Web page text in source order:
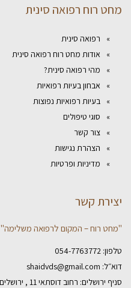
מחט רוח רפואה סינית
רפואה סינית
אודות מחט רוח רפואה סינית
מהי רפואה סינית?
אבחון בעיות רפואיות
בעיות רפואיות נפוצות
סוגי טיפולים
צור קשר
הצהרת נגישות
מדיניות ופרטיות
יצירת קשר
"מחט רוח – המקום לרפואה משלימה"
טלפון: 054-7763772
דוא״ל: shaidvds@gmail.com
סניף ירושלים: רחוב דוסתאי 11 , ירושלים